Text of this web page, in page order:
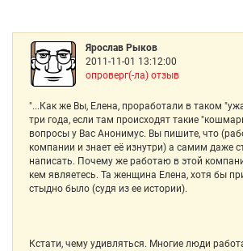
Ярослав Рыков
2011-11-01 13:12:00
опроверг(-ла) отзыв
"...Как же Вы, Елена, проработали в таком
три года, если там происходят такие
вопросы у Вас Анонимус. Вы пишите, что
компании и знает её изнутри) а самим даже
написать. Почему же работаю в этой
кем являетесь. Та женщина Елена, хотя бы
стыдно было (судя из ее истории).
Кстати, чему удивляться. Многие люди